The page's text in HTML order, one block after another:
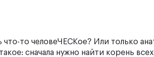
что-то человеЧЕСКое? Или только
сначала нужно найти корень